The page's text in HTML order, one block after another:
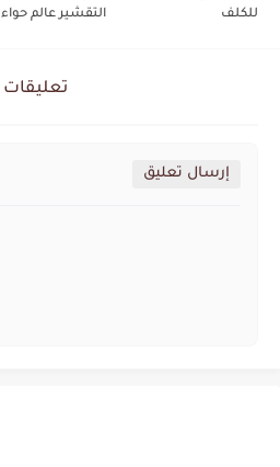
للكلف
التقشير عالم حواء
تعليقات
إرسال تعليق